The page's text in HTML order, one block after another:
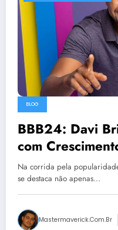
BLOG
BBB24: Davi
com
Na corrida pela
se destaca não apenas…
Mastermaverick.com.br